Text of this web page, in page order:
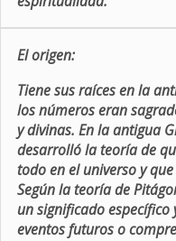
El origen:
Tiene sus raíces en la
los números eran
y divinas. En la antigua
desarrolló la teoría de
todo en el universo y
Según la teoría de
un significado
eventos futuros o